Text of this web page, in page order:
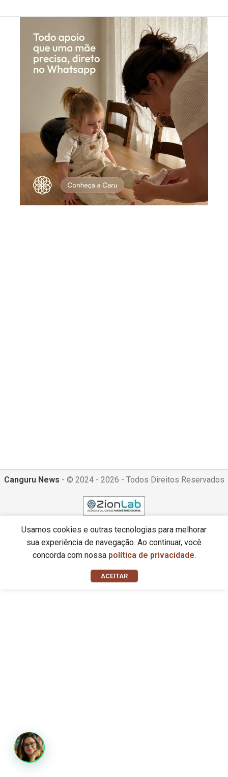
Canguru News - © 2024 - 2026 - Todos Direitos Reservados
Usamos cookies e outras tecnologias para melhorar
sua experiência de navegação. Ao continuar, você
concorda com nossa política de privacidade.
ACEITAR